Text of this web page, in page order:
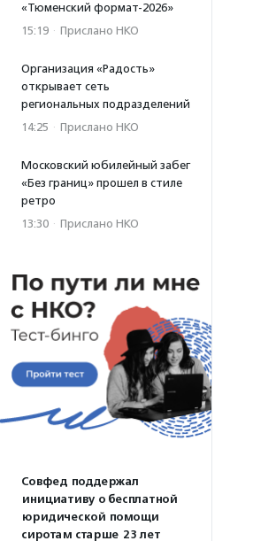
«Тюменский формат-2026»
15:19 · Прислано НКО
Организация «Радость»
открывает сеть
региональных подразделений
14:25 · Прислано НКО
Московский юбилейный забег
«Без границ» прошел в стиле
ретро
13:30 · Прислано НКО
Совфед поддержал
инициативу о бесплатной
юридической помощи
сиротам старше 23 лет